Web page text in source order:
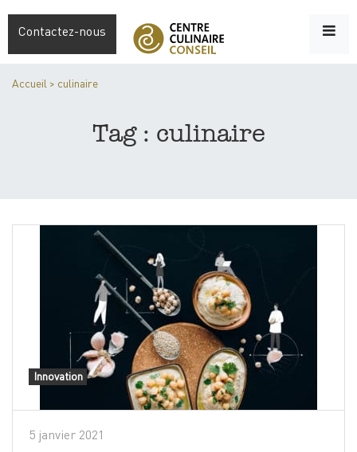
Contactez-nous
Accueil > culinaire
Tag : culinaire
Innovation
5 janvier 2021